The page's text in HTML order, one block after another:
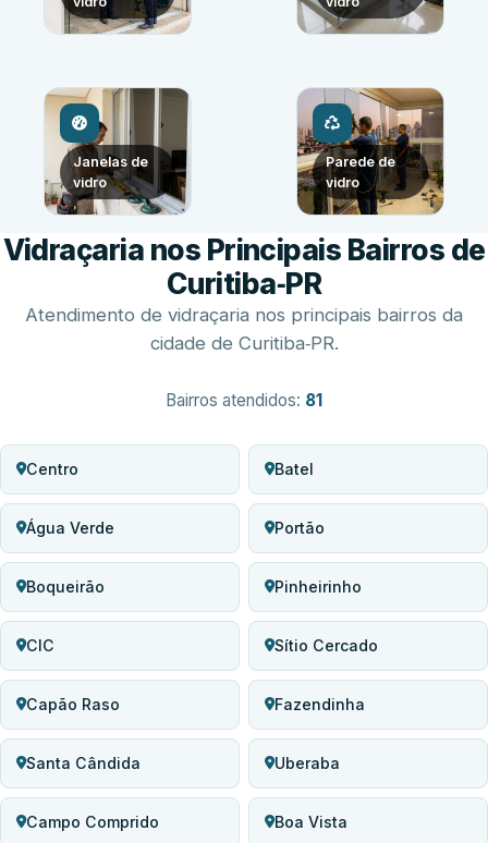
Janelas de
vidro
Parede de
vidro
Vidraçaria nos Principais Bairros de
Curitiba‑PR
Atendimento de vidraçaria nos principais bairros da
cidade de Curitiba‑PR.
Bairros atendidos: 81
Centro Batel
Água Verde Portão
Boqueirão Pinheirinho
CIC Sítio Cercado
Capão Raso Fazendinha
Santa Cândida Uberaba
Campo Comprido Boa Vista